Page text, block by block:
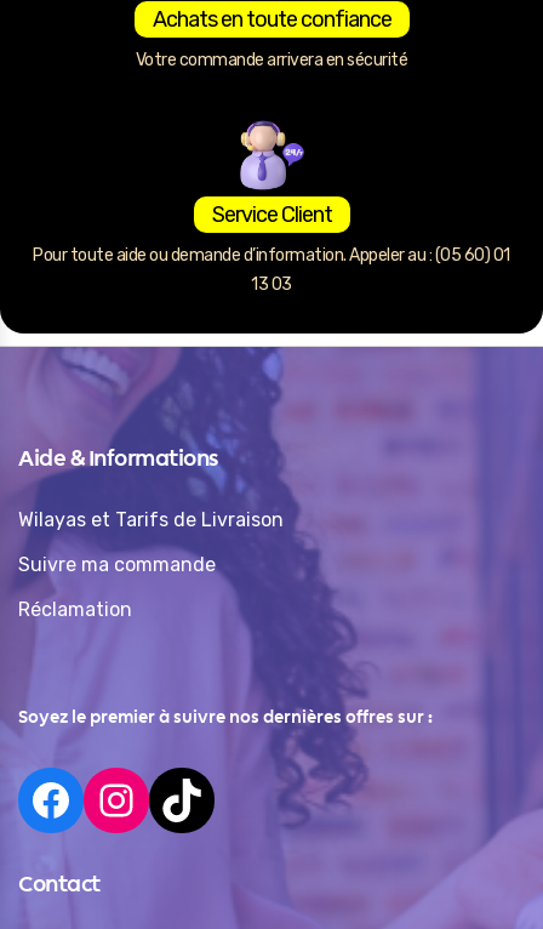
Achats en toute confiance
Votre commande arrivera en sécurité
Service Client
Pour toute aide ou demande d’information. Appeler au : (05 60) 01
13 03
Aide & Informations
Wilayas et Tarifs de Livraison
Suivre ma commande
Réclamation
Soyez le premier à suivre nos dernières offres sur :
Contact